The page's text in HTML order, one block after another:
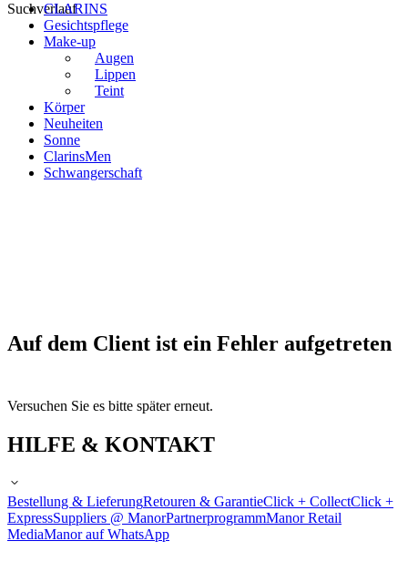
SuchverlaufCLARINS
Gesichtspflege
Make-up
Augen
Lippen
Teint
Körper
Neuheiten
Sonne
ClarinsMen
Schwangerschaft
Auf dem Client ist ein Fehler aufgetreten
Versuchen Sie es bitte später erneut.
HILFE & KONTAKT
Bestellung & LieferungRetouren & GarantieClick + CollectClick +
ExpressSuppliers @ ManorPartnerprogrammManor Retail
MediaManor auf WhatsApp